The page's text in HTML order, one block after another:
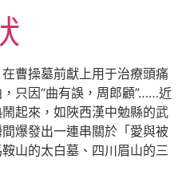
曹操墓前獻上用于治療頭痛
只因“曲有誤，周郎顧”……近
起來，如陜西漢中勉縣的武
爆發出一連串關於「愛與被
山的太白墓、四川眉山的三